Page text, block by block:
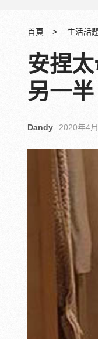
首頁 生活話
安捏
另一半
Dandy 2020年4